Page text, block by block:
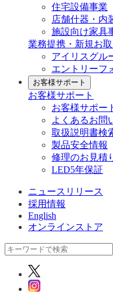
住宅設備事業
店舗什器・内
施設向け家具
業務提携・新規お取
アイリスグル
エントリーフ
お客様サポート
お客様サポート
お客様サポー
よくあるお問
取扱説明書検
製品安全情報
修理のお見積
LED5年保証
ニュースリリース
採用情報
English
オンラインストア